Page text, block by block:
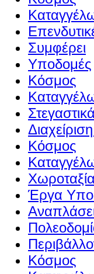
Συμφέρει
Υποδομές
Κόσμος
Κόσμος
Χωροταξία
Έργα
Κόσμος